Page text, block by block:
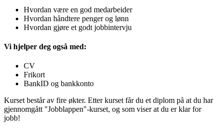
Hvordan være en god medarbeider
Hvordan håndtere penger og lønn
Hvordan gjøre et godt jobbintervju
Vi hjelper deg også med:
CV
Frikort
BankID og bankkonto
Kurset består av fire økter. Etter kurset får du et diplom på at du har
gjennomgått "Jobblappen"-kurset, og som viser at du er klar for
jobb!